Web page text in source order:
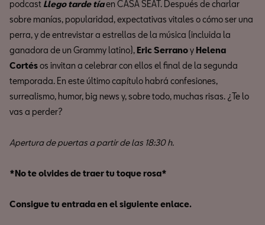
podcast Llego tarde tíaen CASA SEAT. Después de charlar
sobre manías, popularidad, expectativas vitales o cómo ser una
perra, y de entrevistar a estrellas de la música (incluida la
ganadora de un Grammy latino), Eric Serranoy Helena
Cortésos invitan a celebrar con ellos el final de la segunda
temporada. En este último capítulo habrá confesiones,
surrealismo, humor, big news y, sobre todo, muchas risas. ¿Te lo
vas a perder?
Apertura de puertas a partir de las 18:30 h.
*No te olvides de traer tu toque rosa*
Consigue tu entrada en el siguiente enlace.